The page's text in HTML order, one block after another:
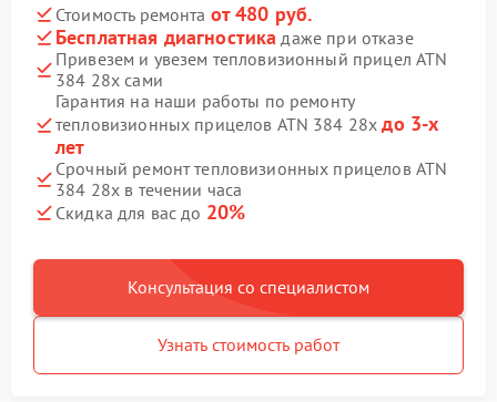
Стоимость ремонта от 480 руб.
Бесплатная диагностика даже при отказе
Привезем и увезем тепловизионный прицел ATN
384 28x сами
Гарантия на наши работы по ремонту
тепловизионных прицелов ATN 384 28xдо 3-х
лет
Срочный ремонт тепловизионных прицелов ATN
384 28x в течении часа
Скидка для вас до 20%
Консультация со специалистом
Узнать стоимость работ